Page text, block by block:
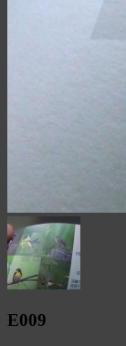
E009